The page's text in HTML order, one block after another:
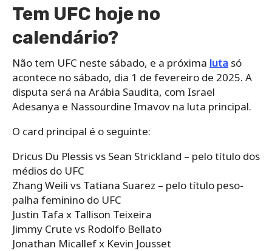
Tem UFC hoje no
calendário?
Não tem UFC neste sábado, e a próxima luta só
acontece no sábado, dia 1 de fevereiro de 2025. A
disputa será na Arábia Saudita, com Israel
Adesanya e Nassourdine Imavov na luta principal.
O card principal é o seguinte:
Dricus Du Plessis vs Sean Strickland – pelo título dos
médios do UFC
Zhang Weili vs Tatiana Suarez – pelo título peso-
palha feminino do UFC
Justin Tafa x Tallison Teixeira
Jimmy Crute vs Rodolfo Bellato
Jonathan Micallef x Kevin Jousset